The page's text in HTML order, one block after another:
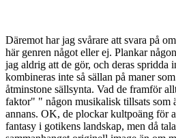
Däremot har jag svårare att svara på
här genren något eller ej. Plankar
jag aldrig att de gör, och deras spridda
kombineras inte så sällan på maner
åtminstone sällsynta. Vad de framför
faktor" " någon musikalisk tillsats som
annans. OK, de plockar kultpoäng för
fantasy i gotikens landskap, men då